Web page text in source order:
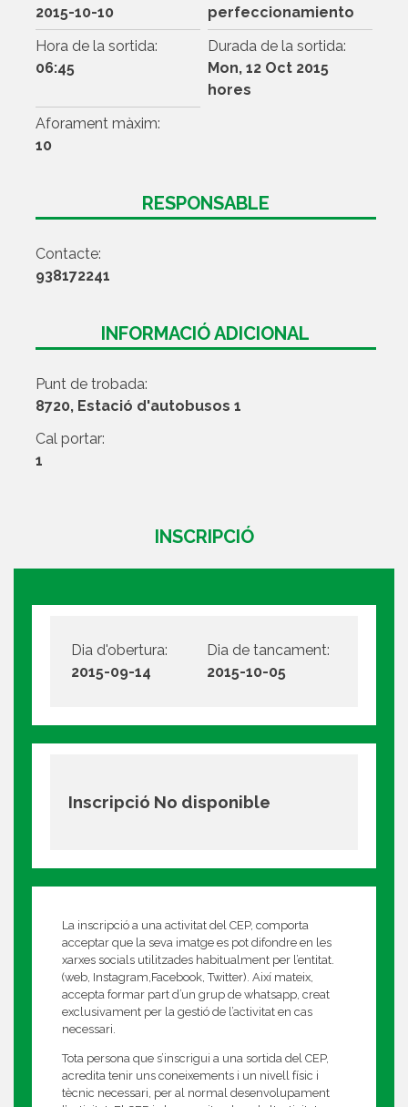
2015-10-10
perfeccionamiento
Hora de la sortida:
06:45
Durada de la sortida:
Mon, 12 Oct 2015
hores
Aforament màxim:
10
RESPONSABLE
Contacte:
938172241
INFORMACIÓ ADICIONAL
Punt de trobada:
8720, Estació d'autobusos 1
Cal portar:
1
INSCRIPCIÓ
Dia d'obertura:
2015-09-14
Dia de tancament:
2015-10-05
Inscripció No disponible
La inscripció a una activitat del CEP, comporta
acceptar que la seva imatge es pot difondre en les
xarxes socials utilitzades habitualment per l’entitat.
(web, Instagram,Facebook, Twitter). Així mateix,
accepta formar part d’un grup de whatsapp, creat
exclusivament per la gestió de l’activitat en cas
necessari.
Tota persona que s’inscrigui a una sortida del CEP,
acredita tenir uns coneixements i un nivell físic i
tècnic necessari, per al normal desenvolupament